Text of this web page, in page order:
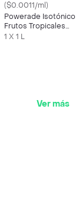
($0.0011/ml)
Powerade Isotónico
Frutos Tropicales
1000 mL
1 X 1 L
Ver más